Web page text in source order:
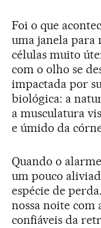
Foi o que
uma janela para
células muito
com o olho se
impactada por
biológica: a
a musculatura
e úmido da
Quando o
um pouco
espécie de
nossa noite com
confiáveis da